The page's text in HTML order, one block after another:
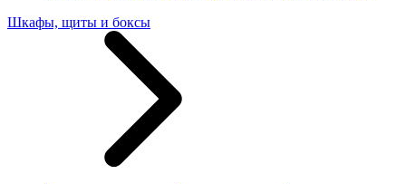
Шкафы, щиты и боксы